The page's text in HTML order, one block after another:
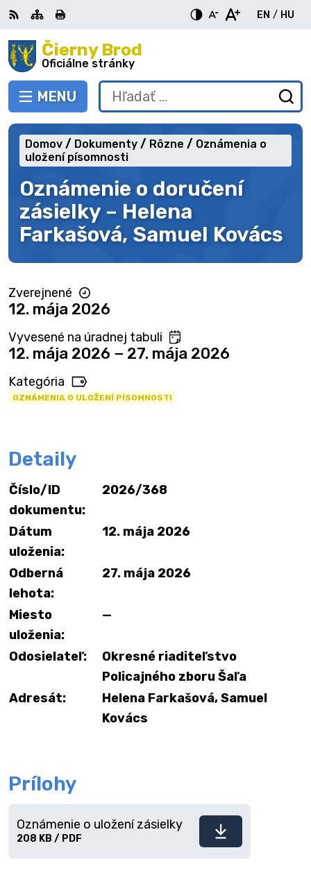
Preskočiť
na
obsah Čierny Brod
Oficiálne stránky
PREPNÚŤ
MENU
RSS MapaTlačiť
EN
English
/ HU
Hľadať:
Oznámenie o doručení
zásielky – Helena
Farkašová, Samuel Kovács
Domov Dokumenty Rôzne
Oznámenia o
uložení písomnosti
Zverejnené
12. mája 2026
Vyvesené na úradnej tabuli
12. mája 2026 − 27. mája 2026
Kategória
OZNÁMENIA O ULOŽENÍ PÍSOMNOSTI
Detaily
Číslo/ID
dokumentu:
2026/368
Dátum
uloženia:
12. mája 2026
Odberná
lehota:
27. mája 2026
Miesto
uloženia:
—
Odosielateľ:
Okresné riaditeľstvo
Policajného zboru Šaľa
Adresát:
Helena Farkašová, Samuel
Kovács
Prílohy
Stiahnuť
Oznámenie o uložení zásielky
208 KB / PDF